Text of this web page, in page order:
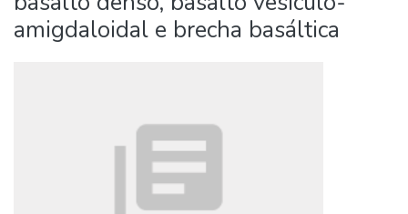
amigdaloidal e brecha basáltica